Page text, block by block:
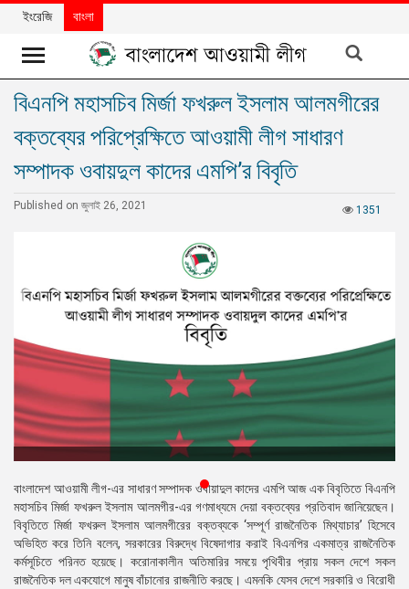
খবর
দলের
নিবন্ধ
মতামত
উন্নয়নের
বাংলাদেশ
নিউজলেটার
প্রেস
রিলিজ
প্রকাশনা
গ্যালারি
বিএনপি-
জামায়াত
ইংরেজি বাংলা
বিএনপি মহাসচিব মির্জা ফখরুল ইসলাম আলমগীরের
বক্তব্যের পরিপ্রেক্ষিতে আওয়ামী লীগ সাধারণ
সম্পাদক ওবায়দুল কাদের এমপি’র বিবৃতি
1351
Published on জুলাই 26, 2021
বাংলাদেশ আওয়ামী লীগ-এর সাধারণ সম্পাদক ওবায়াদুল কাদের এমপি আজ এক বিবৃতিতে বিএনপি
মহাসচিব মির্জা ফখরুল ইসলাম আলমগীর-এর গণমাধ্যমে দেয়া বক্তব্যের প্রতিবাদ জানিয়েছেন।
বিবৃতিতে মির্জা ফখরুল ইসলাম আলমগীরের বক্তব্যকে ‘সম্পূর্ণ রাজনৈতিক মিথ্যাচার’ হিসেবে
অভিহিত করে তিনি বলেন, সরকারের বিরুদ্ধে বিষেদাগার করাই বিএনপির একমাত্র রাজনৈতিক
কর্মসূচিতে পরিনত হয়েছে। করোনাকালীন অতিমারির সময়ে পৃথিবীর প্রায় সকল দেশে সকল
রাজনৈতিক দল একযোগে মানুষ বাঁচানোর রাজনীতি করছে। এমনকি যেসব দেশে সরকারি ও বিরোধী